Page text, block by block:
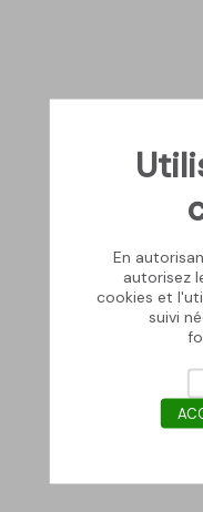
En
autorisez
cookies et
suivi